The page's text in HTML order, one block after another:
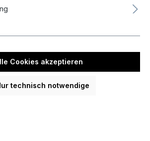
Miracle Mikuru Suzuki
In den Warenkorb
Cookies akzeptieren
technisch notwendige